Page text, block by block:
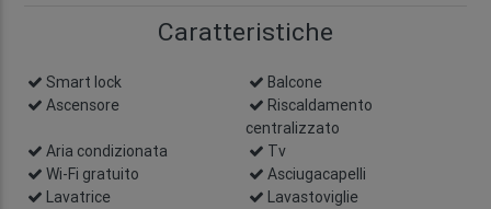
Caratteristiche
Smart lock
Balcone
Ascensore
Riscaldamento
centralizzato
Aria condizionata
Tv
Wi-Fi gratuito
Asciugacapelli
Lavatrice
Lavastoviglie